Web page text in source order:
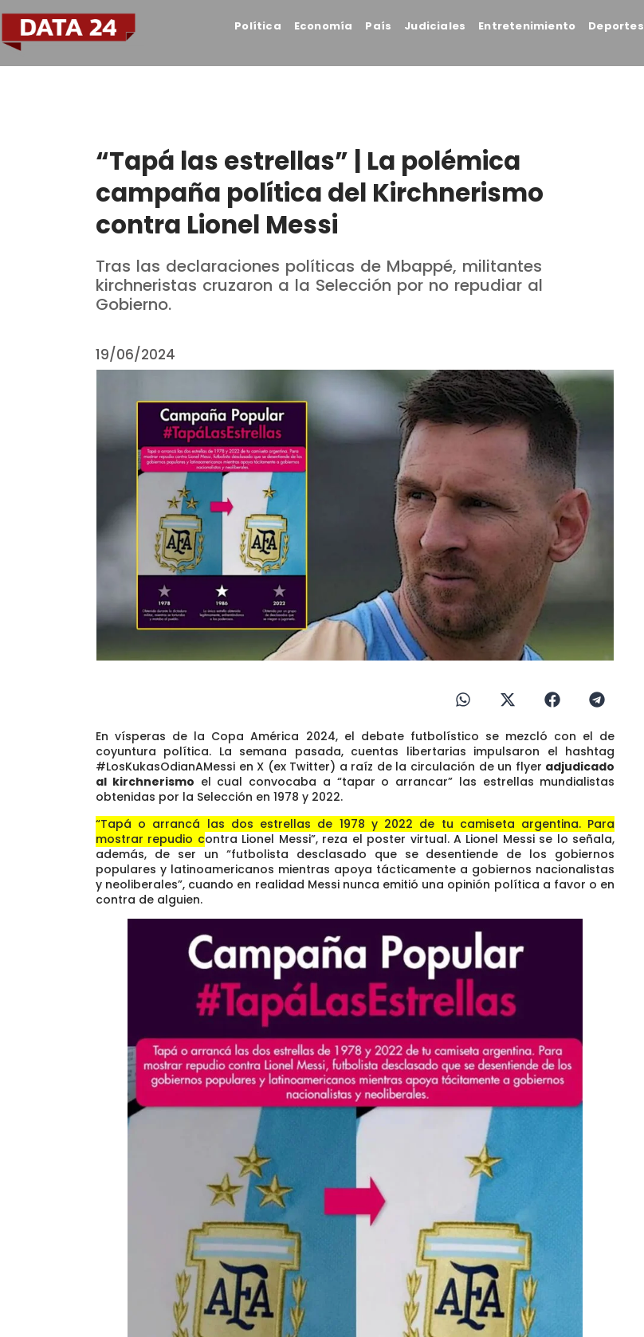
Política Economía País Judiciales Entretenimiento Deportes
“Tapá las estrellas” | La polémica
campaña política del Kirchnerismo
contra Lionel Messi
Tras las declaraciones políticas de Mbappé, militantes
kirchneristas cruzaron a la Selección por no repudiar al
Gobierno.
19/06/2024
En vísperas de la Copa América 2024, el debate futbolístico se mezcló con el de
coyuntura política. La semana pasada, cuentas libertarias impulsaron el hashtag
#LosKukasOdianAMessi en X (ex Twitter) a raíz de la circulación de un flyer adjudicado
al kirchnerismo el cual convocaba a “tapar o arrancar” las estrellas mundialistas
obtenidas por la Selección en 1978 y 2022.
“Tapá o arrancá las dos estrellas de 1978 y 2022 de tu camiseta argentina. Para
mostrar repudio contra Lionel Messi”, reza el poster virtual. A Lionel Messi se lo señala,
además, de ser un “futbolista desclasado que se desentiende de los gobiernos
populares y latinoamericanos mientras apoya tácticamente a gobiernos nacionalistas
y neoliberales”, cuando en realidad Messi nunca emitió una opinión política a favor o en
contra de alguien.